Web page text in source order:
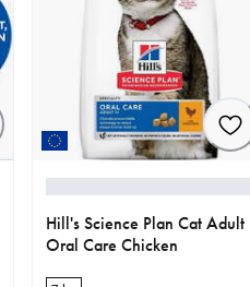
Hill's Science Plan Cat Adult
Oral Care Chicken